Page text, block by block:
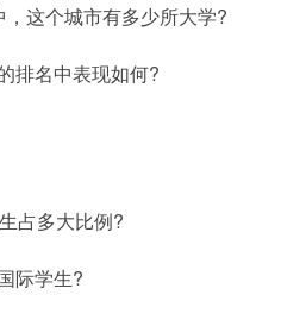
这个城市有多少所大学?
排名中表现如何?
占多大比例?
际学生?